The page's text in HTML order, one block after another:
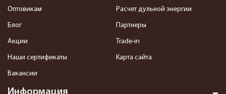
Информация
Оптовикам
Блог
Акции
Наши сертификаты
Вакансии
Расчет дульной энергии
Партнеры
Trade-in
Карта сайта